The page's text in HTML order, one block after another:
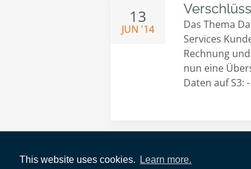
This website uses cookies. Learn more.
13
JUN '14
Das Thema
Services
Rechnung
nun eine
Daten auf S3: